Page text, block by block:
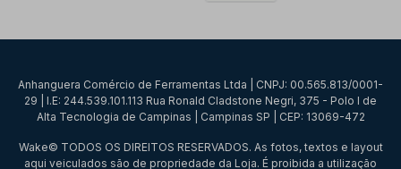
Anhanguera Comércio de Ferramentas Ltda | CNPJ: 00.565.813/0001-
29 | I.E: 244.539.101.113 Rua Ronald Cladstone Negri, 375 - Polo I de
Alta Tecnologia de Campinas | Campinas SP | CEP: 13069-472
Wake© TODOS OS DIREITOS RESERVADOS. As fotos, textos e layout
aqui veiculados são de propriedade da Loja. É proibida a utilização